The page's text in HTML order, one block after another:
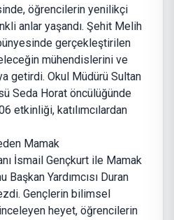
öğrencilerin yenilikçi
anlar yaşandı. Şehit Melih
gerçekleştirilen
mühendislerini ve
getirdi. Okul Müdürü Sultan
Seda Horat öncülüğünde
etkinliği, katılımcılardan
Mamak
İsmail Gençkurt ile Mamak
Yardımcısı Duran
Gençlerin bilimsel
inceleyen heyet, öğrencilerin